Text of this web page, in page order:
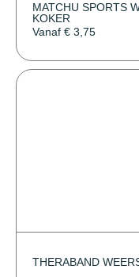
MATCHU SPORTS
KOKER
Vanaf € 3,75
THERABAND